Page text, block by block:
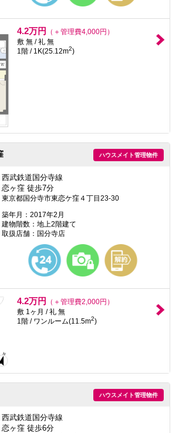
4.2万円
（＋管理費4,000円）
敷 無 / 礼 無
1階 / 1K(25.12m2)
ハウスメイト管理物件
西武鉄道国分寺線
恋ヶ窪 徒歩7分
東京都国分寺市東恋ケ窪４丁目23-30
築年月：2017年2月
建物階数：地上2階建て
取扱店舗：国分寺店
4.2万円
（＋管理費2,000円）
敷 1ヶ月 / 礼 無
1階 / ワンルーム(11.5m2)
ハウスメイト管理物件
西武鉄道国分寺線
恋ヶ窪 徒歩6分